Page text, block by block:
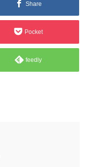
Share
Pocket
feedly